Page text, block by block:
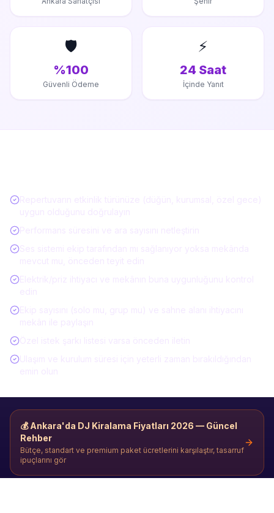
🛡️
%100
Güvenli Ödeme
⚡
24 Saat
İçinde Yanıt
💰Ankara'da DJ Kiralama Fiyatları 2026 — Güncel
Rehber
Bütçe, standart ve premium paket ücretlerini karşılaştır, tasarruf
ipuçlarını gör